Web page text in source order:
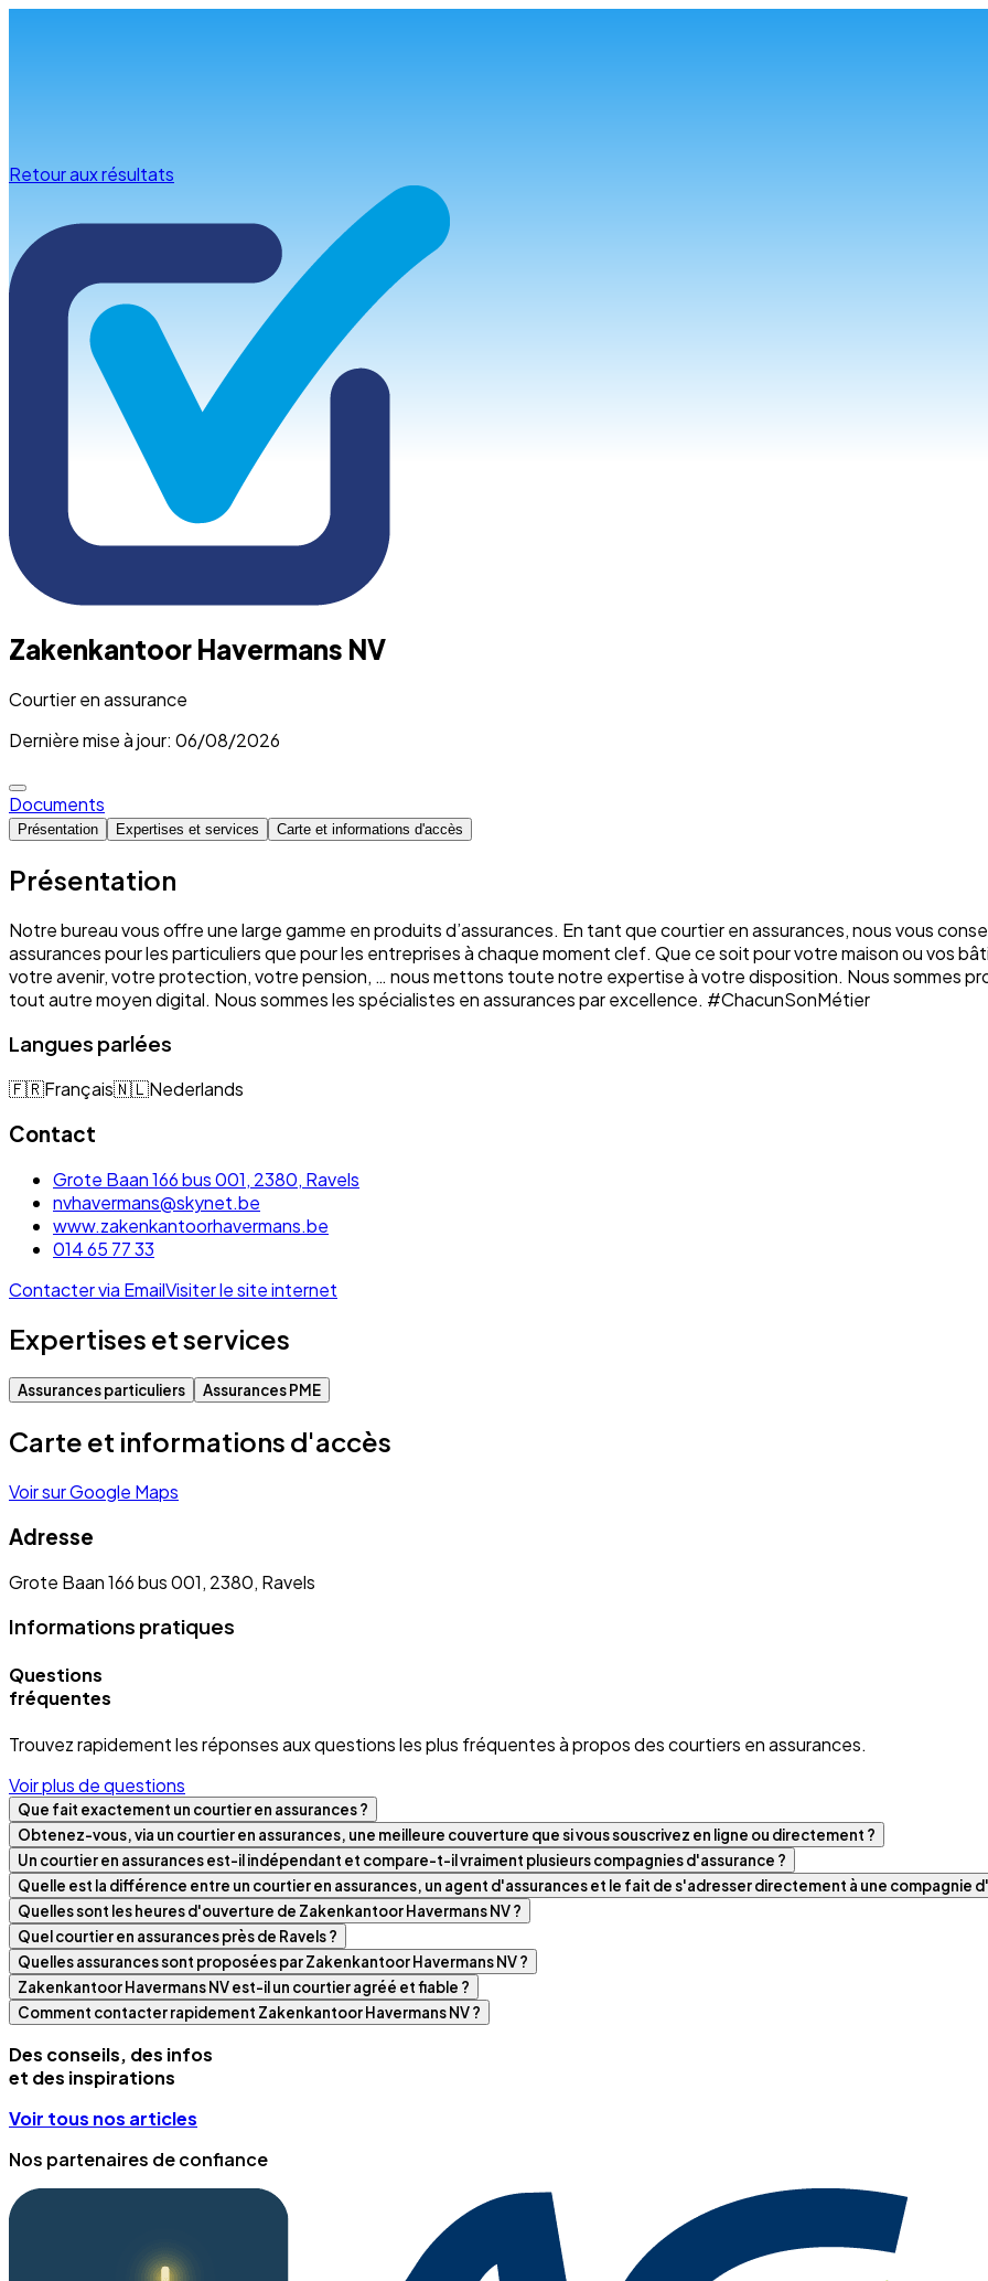
Retour aux résultats
Zakenkantoor Havermans NV
Courtier en assurance
Dernière mise à jour: 06/08/2026
Documents
Présentation Expertises et services Carte et informations d'accès
Présentation
Notre bureau vous offre une large gamme en produits d’assurances. En tant que courtier en assurances, nous vous
assurances pour les particuliers que pour les entreprises à chaque moment clef. Que ce soit pour votre maison ou vos
votre avenir, votre protection, votre pension, … nous mettons toute notre expertise à votre disposition. Nous sommes
tout autre moyen digital. Nous sommes les spécialistes en assurances par excellence. #ChacunSonMétier
Langues parlées
🇫🇷Français🇳🇱Nederlands
Contact
Grote Baan 166 bus 001, 2380, Ravels
nvhavermans@skynet.be
www.zakenkantoorhavermans.be
014 65 77 33
Contacter via EmailVisiter le site internet
Expertises et services
Assurances particuliers Assurances PME
Carte et informations d'accès
Voir sur Google Maps
Adresse
Grote Baan 166 bus 001, 2380, Ravels
Informations pratiques
Questions
fréquentes
Trouvez rapidement les réponses aux questions les plus fréquentes à propos des courtiers en assurances.
Voir plus de questions
Que fait exactement un courtier en assurances ?
Obtenez-vous, via un courtier en assurances, une meilleure couverture que si vous souscrivez en ligne ou directement ?
Un courtier en assurances est-il indépendant et compare-t-il vraiment plusieurs compagnies d'assurance ?
Quelle est la différence entre un courtier en assurances, un agent d'assurances et le fait de s'adresser directement à une compagnie
Quelles sont les heures d'ouverture de Zakenkantoor Havermans NV ?
Quel courtier en assurances près de Ravels ?
Quelles assurances sont proposées par Zakenkantoor Havermans NV ?
Zakenkantoor Havermans NV est-il un courtier agréé et fiable ?
Comment contacter rapidement Zakenkantoor Havermans NV ?
Des conseils, des infos
et des inspirations
Voir tous nos articles
Nos partenaires de confiance